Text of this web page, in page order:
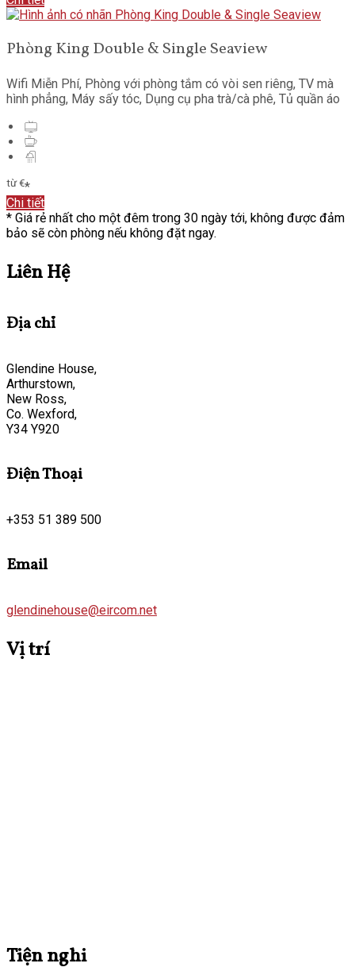
Phòng King Double & Single Seaview
Wifi Miễn Phí, Phòng với phòng tắm có vòi sen riêng, TV mà
hình phẳng, Máy sấy tóc, Dụng cụ pha trà/cà phê, Tủ quần áo
từ €*
Chi tiết
* Giá rẻ nhất cho một đêm trong 30 ngày tới, không được đảm
bảo sẽ còn phòng nếu không đặt ngay.
Liên Hệ
Địa chỉ
Glendine House,
Arthurstown,
New Ross,
Co. Wexford,
Y34 Y920
Điện Thoại
+353 51 389 500
Email
glendinehouse@eircom.net
Vị trí
Tiện nghi